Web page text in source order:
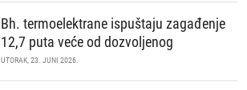
Bh. termoelektrane ispuštaju zagađenje
12,7 puta veće od dozvoljenog
UTORAK, 23. JUNI 2026.